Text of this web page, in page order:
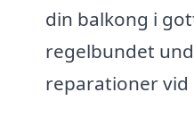
din balkong i
regelbundet
reparationer vid